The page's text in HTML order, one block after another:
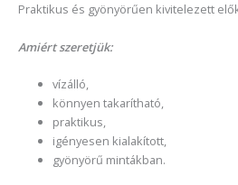
Praktikus és gyönyörűen kivitelezett
Amiért szeretjük:
vízálló,
könnyen takarítható,
praktikus,
igényesen kialakított,
gyönyörű mintákban.